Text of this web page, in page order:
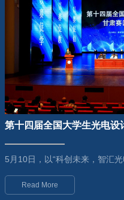
六月
25
附件3：兰州
理办法-1
六月
25
关于开展
评教的通知
第十四届全国大学生光电设
Read More